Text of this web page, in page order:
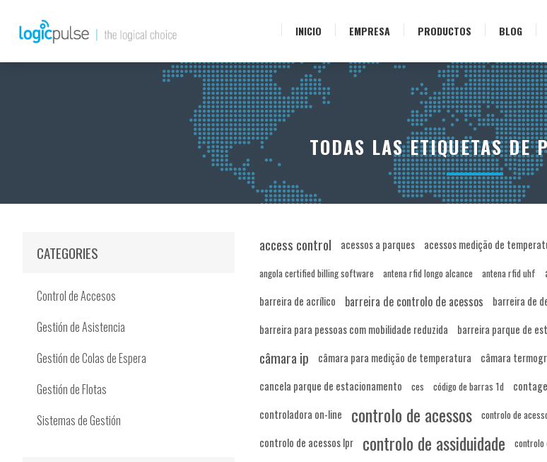
INICIO EMPRESA PRODUCTOS BLOG
TODAS LAS ETIQUETAS DE
access control acessos a parques acessos medição de
angola certified billing software antena rfid longo alcance antena rfid uhf
barreira de acrílico
barreira de controlo de acessos barreira de
barreira para pessoas com mobilidade reduzida
barreira parque de
câmara ip câmara para medição de temperatura câmara
cancela parque de estacionamento ces código de barras 1d
controladora on-line
controlo de acessos controlo de
controlo de acessos lpr controlo de assiduidade controlo
CATEGORIES
Control de Accesos
Gestión de Asistencia
Gestión de Colas de Espera
Gestión de Flotas
Sistemas de Gestión